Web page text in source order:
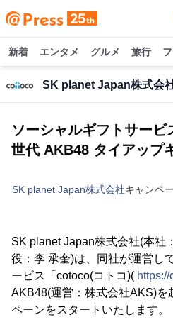
新着 エンタメ グルメ 旅行
SK planet Japan株式会
ソーシャルギフトサー
世代 AKB48 タイアップ
SK planet Japan株式会社キャンペ
SK planet Japan株式会社(本社
役：李 承奎)は、同社が運営し
ービス「cotoco(コトコ)(
AKB48(運営：株式会社AKS)を
ペーンをスタートいたします。